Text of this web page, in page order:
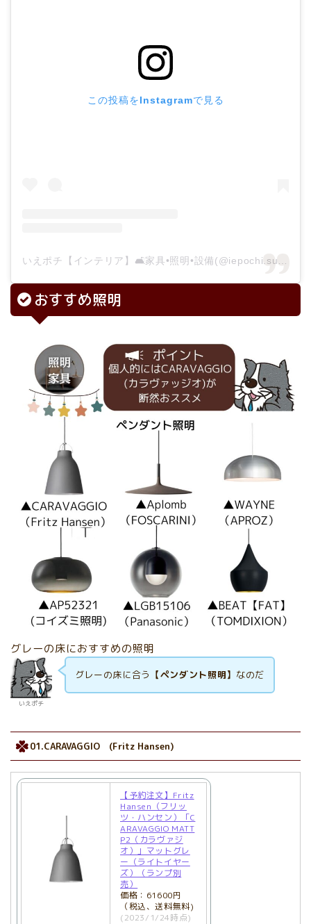
この投稿をInstagramで見る
おすすめ照明
グレーの床におすすめの照明
いえポチ
グレーの床に合う 【ペンダント照明】 なのだ
01.CARAVAGGIO (Fritz Hansen)
【予約注文】Fritz
Hansen（フリッ
ツ・ハンセン）「C
ARAVAGGIO MATT
P2（カラヴァジ
オ）」マットグレ
ー（ライトイヤー
ズ）（ランプ別
売）
価格：61600円
（税込、送料無料)
(2023/1/24時点)